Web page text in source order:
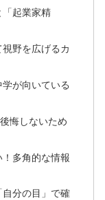
「起業家精
野を広げるカ
が向いている
悔しないため
！多角的な情報
分の目」で確